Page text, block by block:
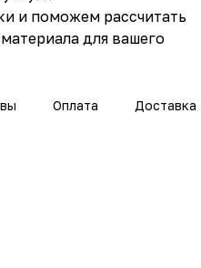
и поможем рассчитать
для вашего
Оплата Доставка